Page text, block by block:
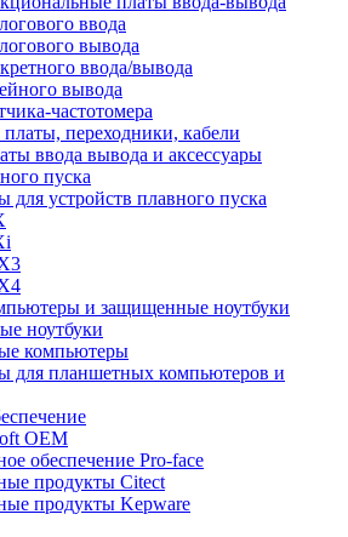
ввода
вывода
ввода/вывода
вывода
частотомера
переходники, кабели
ввода вывода и аксессуары
пуска
для устройств плавного пуска
и защищенные ноутбуки
ноутбуки
компьютеры
для планшетных компьютеров и
OEM
обеспечение Pro-face
продукты Citect
продукты Kepware